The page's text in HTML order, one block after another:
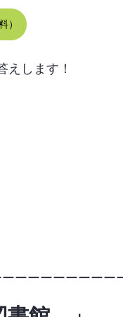
）
えします！
ーーーーーーーー